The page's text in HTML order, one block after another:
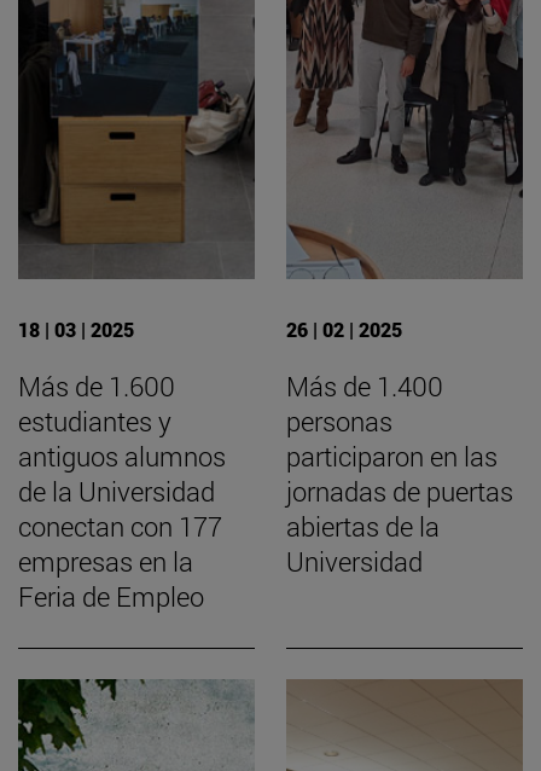
18 | 03 | 2025
Más de 1.600
estudiantes y
antiguos alumnos
de la Universidad
conectan con 177
empresas en la
Feria de Empleo
26 | 02 | 2025
Más de 1.400
personas
participaron en las
jornadas de puertas
abiertas de la
Universidad